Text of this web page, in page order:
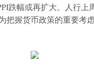
跌幅或再扩大。人行上
把握货币政策的重要考